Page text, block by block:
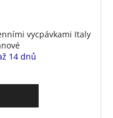
vycpávkami Italy
14 dnů